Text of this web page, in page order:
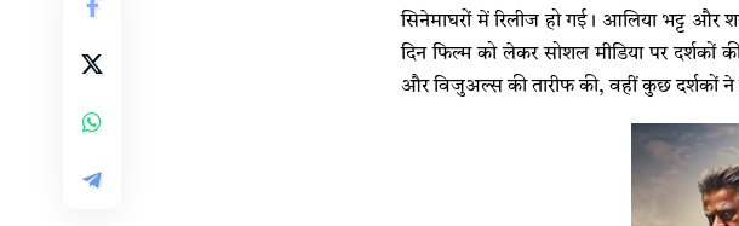
सिनेमाघरों में रिलीज हो गई। आलिया भट्ट और
दिन फिल्म को लेकर सोशल मीडिया पर दर्शकों
और विजुअल्स की तारीफ की, वहीं कुछ दर्शकों ने